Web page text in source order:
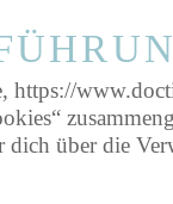
https://
über die